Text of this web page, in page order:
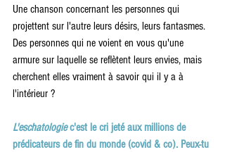
Une chanson concernant les personnes qui
projettent sur l'autre leurs désirs, leurs fantasmes.
Des personnes qui ne voient en vous qu'une
armure sur laquelle se reflètent leurs envies, mais
cherchent elles vraiment à savoir qui il y a à
l'intérieur ?
L'eschatologie c'est le cri jeté aux millions de
prédicateurs de fin du monde (covid & co). Peux-tu